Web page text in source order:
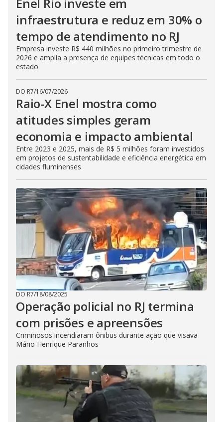
infraestrutura e reduz em 30% o
tempo de atendimento no RJ
Empresa investe R$ 440 milhões no primeiro trimestre de
2026 e amplia a presença de equipes técnicas em todo o
estado
DO R7/16/07/2026
Raio-X Enel mostra como
atitudes simples geram
economia e impacto ambiental
Entre 2023 e 2025, mais de R$ 5 milhões foram investidos
em projetos de sustentabilidade e eficiência energética em
cidades fluminenses
DO R7/18/08/2025
Operação policial no RJ termina
com prisões e apreensões
Criminosos incendiaram ônibus durante ação que visava
Mário Henrique Paranhos